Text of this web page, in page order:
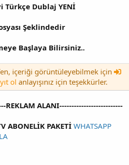
Türkçe Dublaj YENİ
Şeklindedir
Başlaya Bilirsiniz..
içeriği görüntüleyebilmek için
ol anlayışınız için teşekkürler.
REKLAM ALANI--------------------------
ABONELİK PAKETİ WHATSAPP